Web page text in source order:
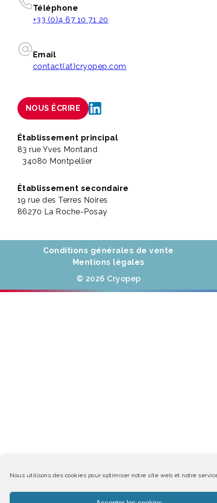
Nous utilisons des cookies pour optimiser notre site web et notre
Téléphone
+33 (0)4 67 10 71 20
Email
contact(at)cryopep.com
NOUS ÉCRIRE
Établissement principal
83 rue Yves Montand
34080 Montpellier
Établissement secondaire
19 rue des Terres Noires
86270 La Roche-Posay
Conditions générales de vente
Mentions légales
© 2026 Cryopep